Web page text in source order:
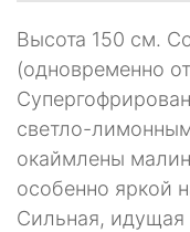
Высота 150 см.
(одновременно
светло-
окаймлены
особенно яркой
Сильная, идущая